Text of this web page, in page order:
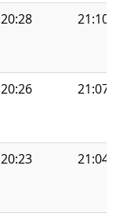
20:28 21:10
20:26 21:07
20:23 21:04